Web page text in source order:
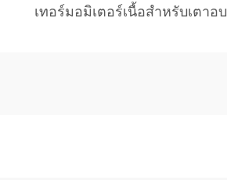
เทอร์มอมิเตอร์เนื้อสำหรับเตาอบ